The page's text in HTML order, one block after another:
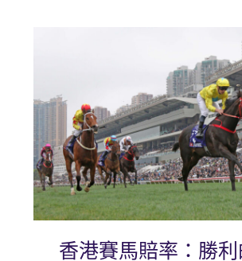
香港賽馬賠率：勝